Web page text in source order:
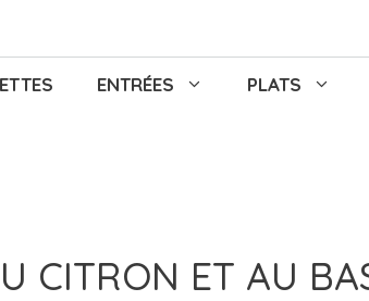
ENTRÉES PLATS
CITRON ET AU